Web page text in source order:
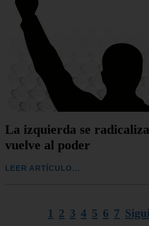
La izquierda se
vuelve al poder
LEER ARTÍCULO...
1 2 3 4 5 6 7